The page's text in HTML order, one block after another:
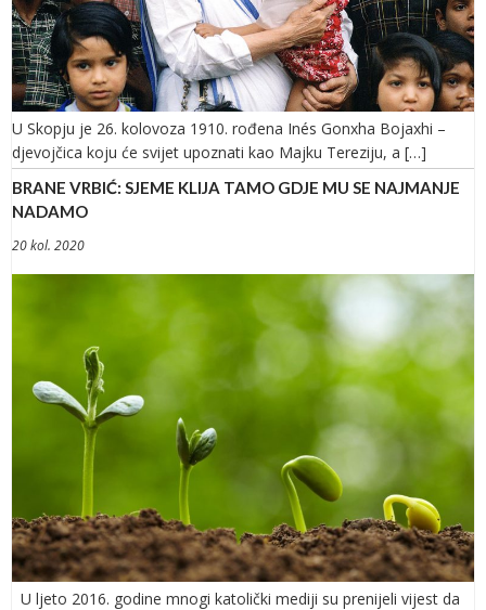
U Skopju je 26. kolovoza 1910. rođena Inés Gonxha Bojaxhi –
djevojčica koju će svijet upoznati kao Majku Tereziju, a […]
BRANE VRBIĆ: SJEME KLIJA TAMO GDJE MU SE NAJMANJE
NADAMO
20 kol. 2020
U ljeto 2016. godine mnogi katolički mediji su prenijeli vijest da